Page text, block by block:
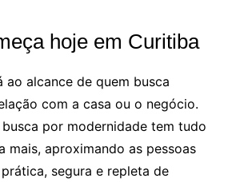
hoje em Curitiba
ao alcance de quem busca
com a casa ou o negócio.
por modernidade tem tudo
mais, aproximando as pessoas
segura e repleta de